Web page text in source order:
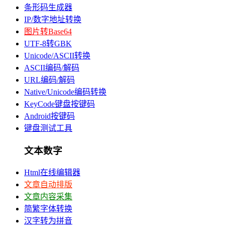
条形码生成器
IP/数字地址转换
图片转Base64
UTF-8转GBK
Unicode/ASCII转换
ASCII编码/解码
URL编码/解码
Native/Unicode编码转换
KeyCode键盘按键码
Android按键码
键盘测试工具
文本数字
Html在线编辑器
文章自动排版
文章内容采集
简繁字体转换
汉字转为拼音